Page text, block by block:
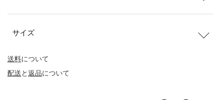
送料について
配送と返品について
サイズ